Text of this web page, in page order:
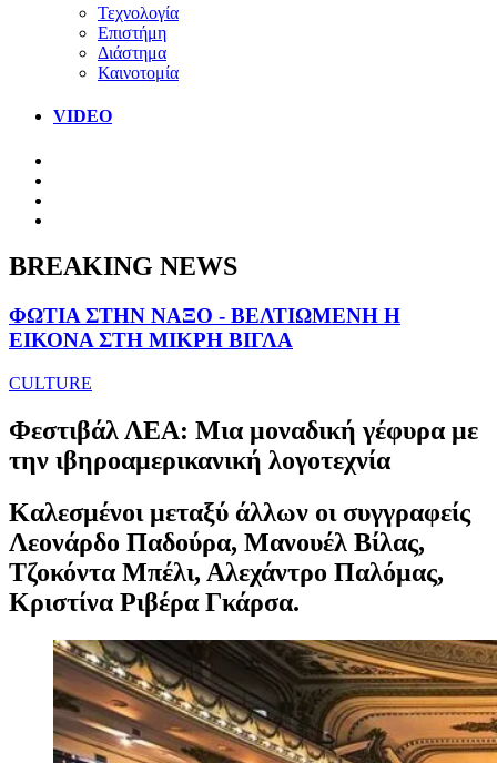
Τεχνολογία
Επιστήμη
Διάστημα
Καινοτομία
VIDEO
BREAKING NEWS
ΦΩΤΙΑ ΣΤΗΝ ΝΑΞΟ - ΒΕΛΤΙΩΜΕΝΗ Η
ΕΙΚΟΝΑ ΣΤΗ ΜΙΚΡΗ ΒΙΓΛΑ
CULTURE
Φεστιβάλ ΛΕΑ: Μια μοναδική γέφυρα με
την ιβηροαμερικανική λογοτεχνία
Καλεσμένοι μεταξύ άλλων οι συγγραφείς
Λεονάρδο Παδούρα, Μανουέλ Βίλας,
Τζοκόντα Μπέλι, Αλεχάντρο Παλόμας,
Κριστίνα Ριβέρα Γκάρσα.